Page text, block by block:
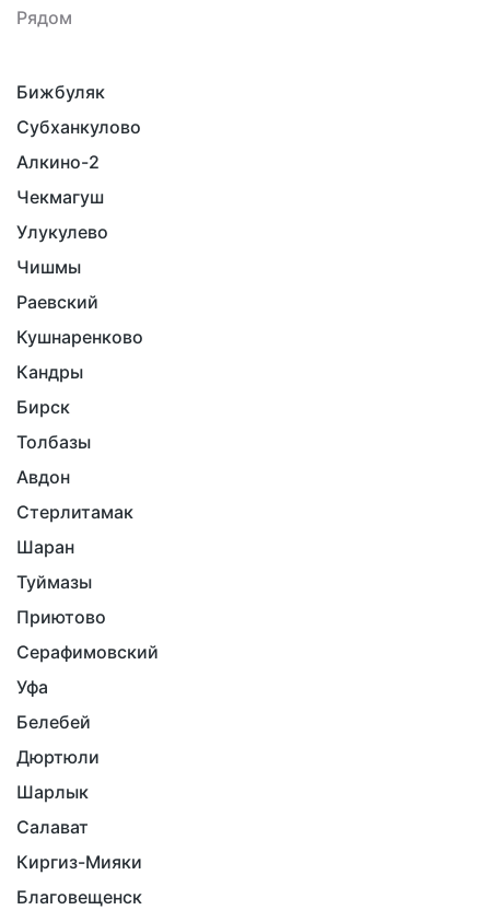
Рядом
Бижбуляк
Субханкулово
Алкино-2
Чекмагуш
Улукулево
Чишмы
Раевский
Кушнаренково
Кандры
Бирск
Толбазы
Авдон
Стерлитамак
Шаран
Туймазы
Приютово
Серафимовский
Уфа
Белебей
Дюртюли
Шарлык
Салават
Киргиз-Мияки
Благовещенск